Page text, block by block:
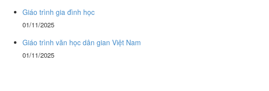
Giáo trình gia đình học
01/11/2025
Giáo trình văn học dân gian Việt Nam
01/11/2025